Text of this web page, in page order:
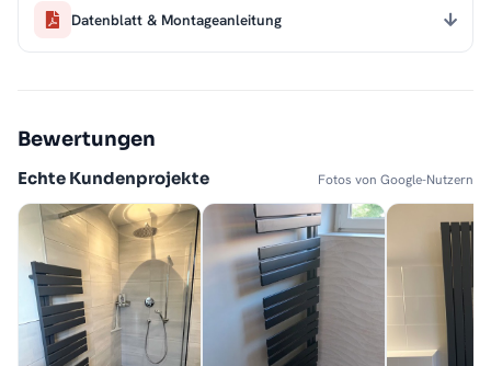
Datenblatt & Montageanleitung
Bewertungen
Echte Kundenprojekte Fotos von Google-Nutzern